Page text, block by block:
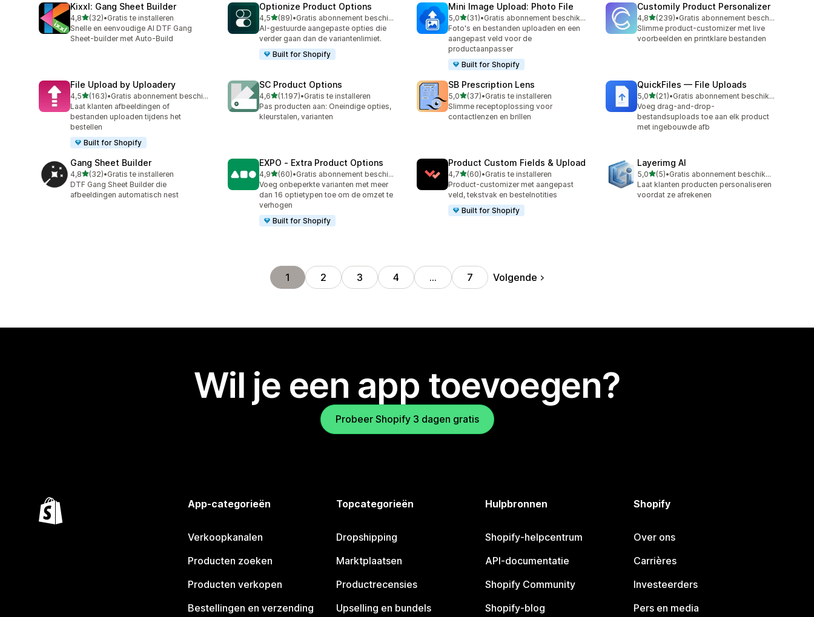
Kixxl: Gang Sheet Builder
4,8van 5 sterren
(32)
32 recensies in totaal
•Gratis te installeren
Snelle en eenvoudige AI DTF Gang
Sheet-builder met Auto-Build
Optionize Product Options
4,5van 5 sterren
(89)
89 recensies in totaal
•
Gratis abonnement beschikbaar
AI-gestuurde aangepaste opties die
verder gaan dan de variantenlimiet.
Built for Shopify
Mini Image Upload: Photo File
5,0van 5 sterren
(31)
31 recensies in totaal
•
Gratis abonnement beschikbaar
Foto's en bestanden uploaden en een
aangepast veld voor de
productaanpasser
Built for Shopify
Customily Product Personalizer
4,8van 5 sterren
(239)
239 recensies in totaal
•
Gratis abonnement beschikbaar
Slimme product-customizer met live
voorbeelden en printklare bestanden
File Upload by Uploadery
4,5van 5 sterren
(163)
163 recensies in totaal
•
Gratis abonnement beschikbaar
Laat klanten afbeeldingen of
bestanden uploaden tijdens het
bestellen
Built for Shopify
SC Product Options
4,6van 5 sterren
(1.197)
1197 recensies in totaal
•Gratis te installeren
Pas producten aan: Oneindige opties,
kleurstalen, varianten
SB Prescription Lens
5,0van 5 sterren
(37)
37 recensies in totaal
•Gratis te installeren
Slimme receptoplossing voor
contactlenzen en brillen
QuickFiles — File Uploads
5,0van 5 sterren
(21)
21 recensies in totaal
•
Gratis abonnement beschikbaar
Voeg drag-and-drop-
bestandsuploads toe aan elk product
met ingebouwde afb
Gang Sheet Builder
4,8van 5 sterren
(32)
32 recensies in totaal
•Gratis te installeren
DTF Gang Sheet Builder die
afbeeldingen automatisch nest
EXPO ‑ Extra Product Options
4,9van 5 sterren
(60)
60 recensies in totaal
•
Gratis abonnement beschikbaar
Voeg onbeperkte varianten met meer
dan 16 optietypen toe om de omzet te
verhogen
Built for Shopify
Product Custom Fields & Upload
4,7van 5 sterren
(60)
60 recensies in totaal
•Gratis te installeren
Product-customizer met aangepast
veld, tekstvak en bestelnotities
Built for Shopify
Layerimg AI
5,0van 5 sterren
(5)
5 recensies in totaal
•
Gratis abonnement beschikbaar
Laat klanten producten personaliseren
voordat ze afrekenen
1 2 3 4 … 7 Volgende
Wil je een app toevoegen?
Probeer Shopify 3 dagen gratis
App-categorieën
Verkoopkanalen
Producten zoeken
Producten verkopen
Bestellingen en verzending
Topcategorieën
Dropshipping
Marktplaatsen
Productrecensies
Upselling en bundels
Hulpbronnen
Shopify-helpcentrum
API-documentatie
Shopify Community
Shopify-blog
Shopify
Over ons
Carrières
Investeerders
Pers en media